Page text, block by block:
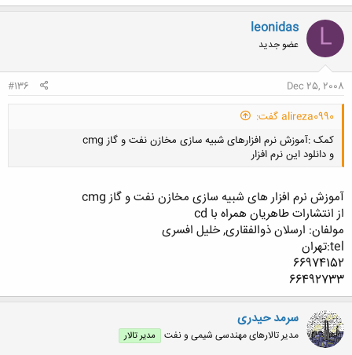
L
leonidas
عضو جدید
Dec 25, 2008
#136
alireza0990 گفت:
کمک :آموزش نرم افزارهای شبیه سازی مخازن نفت و گاز cmg
و دانلود این نرم افزار
آموزش نرم افزار های شبیه سازی مخازن نفت و گاز cmg
از انتشارات طاهریان همراه با cd
مولفان: ارسلان ذوالفقاری, خلیل افسری
tel:تهران
66974152
66492733
سرمد حیدری
مدیر تالارهای مهندسی شیمی و نفت مدیر تالار